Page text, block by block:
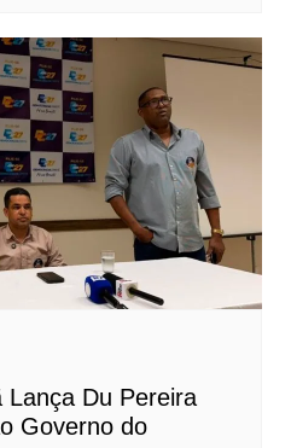
Lança Du Pereira
Governo do